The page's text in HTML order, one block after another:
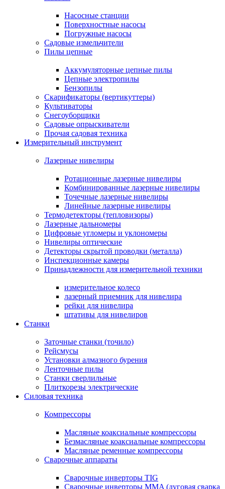
Насосные станции
Поверхностные насосы
Погружные насосы
Садовые измельчители
Пилы цепные
Аккумуляторные цепные пилы
Цепные электропилы
Бензопилы
Скарификаторы (вертикуттеры)
Культиваторы
Снегоуборщики
Садовые опрыскиватели
Прочая садовая техника
Измерительный инструмент
Лазерные нивелиры
Ротационные лазерные нивелиры
Комбинированные лазерные нивелиры
Точечные лазерные нивелиры
Линейные лазерные нивелиры
Термодетекторы (тепловизоры)
Лазерные дальномеры
Цифровые угломеры и уклономеры
Нивелиры оптические
Детекторы скрытой проводки (металла)
Инспекционные камеры
Принадлежности для измерительной техники
измерительное колесо
лазерный приемник для нивелира
рейки для нивелира
штативы для нивелиров
Станки
Заточные станки (точило)
Рейсмусы
Установки алмазного бурения
Ленточные пилы
Станки сверлильные
Плиткорезы электрические
Силовая техника
Компрессоры
Масляные коаксиальные компрессоры
Безмасляные коаксиальные компрессоры
Масляные ременные компрессоры
Сварочные аппараты
Сварочные инверторы TIG
Сварочные инверторы MMA (дуговая сварка